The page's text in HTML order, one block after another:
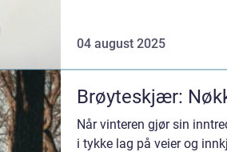
04 august 2025
Brøyteskjær:
Når vinteren gjør sin
i tykke lag på veier og